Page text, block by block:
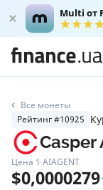
Multi от
Все монеты
Рейтинг #10925
Casper
Цена 1 AIAGENT
$0,0000279